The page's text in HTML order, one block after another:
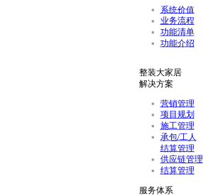
系统价值
业务流程
功能清单
功能介绍
整装大家居
解决方案
营销管理
项目规划
施工管理
承包/工人
结算管理
供应链管理
结算管理
服务体系